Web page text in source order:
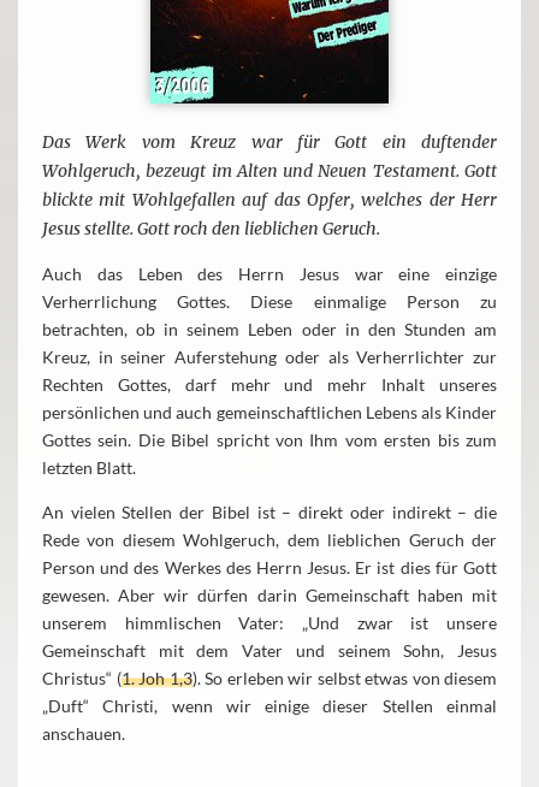
Das Werk vom Kreuz war für Gott ein duftender
Wohlgeruch, bezeugt im Alten und Neuen Testament. Gott
blickte mit Wohlgefallen auf das Opfer, welches der Herr
Jesus stellte. Gott roch den lieblichen Geruch.
Auch das Leben des Herrn Jesus war eine einzige
Verherrlichung Gottes. Diese einmalige Person zu
betrachten, ob in seinem Leben oder in den Stunden am
Kreuz, in seiner Auferstehung oder als Verherrlichter zur
Rechten Gottes, darf mehr und mehr Inhalt unseres
persönlichen und auch gemeinschaftlichen Lebens als Kinder
Gottes sein. Die Bibel spricht von Ihm vom ersten bis zum
letzten Blatt.
An vielen Stellen der Bibel ist – direkt oder indirekt – die
Rede von diesem Wohlgeruch, dem lieblichen Geruch der
Person und des Werkes des Herrn Jesus. Er ist dies für Gott
gewesen. Aber wir dürfen darin Gemeinschaft haben mit
unserem himmlischen Vater: „Und zwar ist unsere
Gemeinschaft mit dem Vater und seinem Sohn, Jesus
Christus“ (1. Joh 1,3). So erleben wir selbst etwas von diesem
„Duft“ Christi, wenn wir einige dieser Stellen einmal
anschauen.